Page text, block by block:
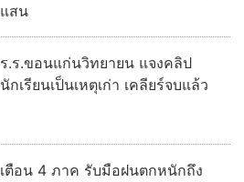
แสน
ร.ร.ขอนแก่นวิทยายน แจงคลิป
นักเรียนเป็นเหตุเก่า เคลียร์จบแล้ว
เตือน 4 ภาค รับมือฝนตกหนักถึง